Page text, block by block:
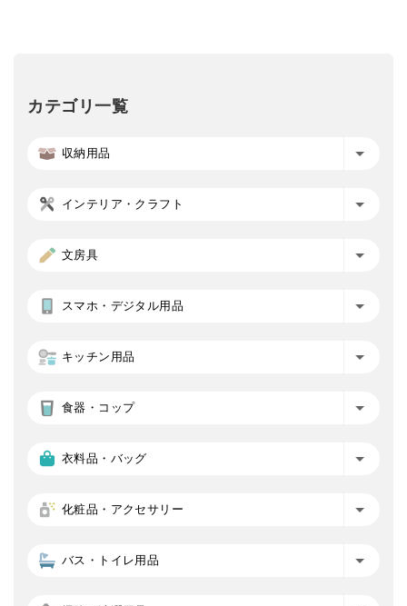
カテゴリ一覧
収納用品
インテリア・クラフト
文房具
スマホ・デジタル用品
キッチン用品
食器・コップ
衣料品・バッグ
化粧品・アクセサリー
バス・トイレ用品